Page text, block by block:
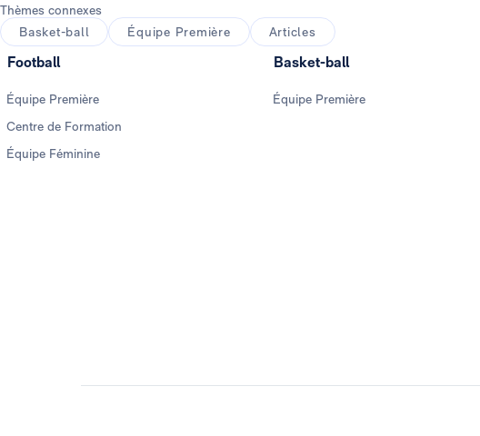
Thèmes connexes
Basket-ball
Équipe Première Articles
Football
Équipe Première
Centre de Formation
Équipe Féminine
Basket-ball
Équipe Première